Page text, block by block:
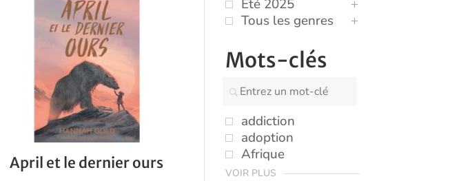
April et le dernier ours
Eté 2025
Tous les genres
Mots-clés
addiction
adoption
Afrique
VOIR PLUS